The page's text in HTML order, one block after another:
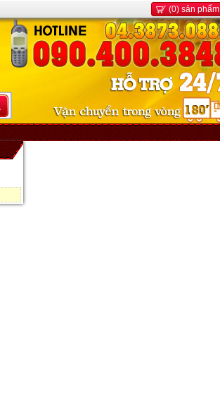
(0) sản phẩm